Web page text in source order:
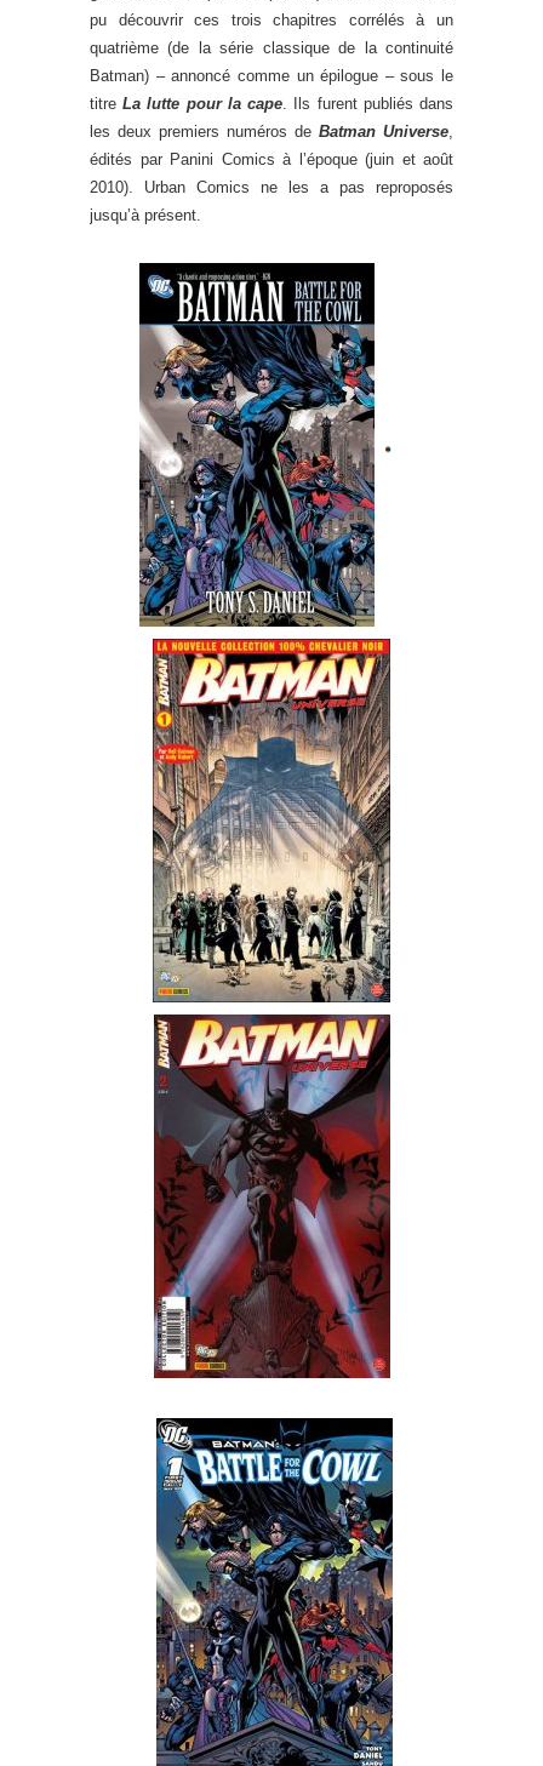
pu découvrir ces trois chapitres corrélés à un
quatrième (de la série classique de la continuité
Batman) – annoncé comme un épilogue – sous le
titreLa lutte pour la cape. Ils furent publiés dans
les deux premiers numéros de Batman Universe,
édités par Panini Comics à l’époque (juin et août
2010). Urban Comics ne les a pas reproposés
jusqu’à présent.